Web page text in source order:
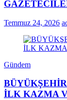
Temmuz 24, 2026
Gündem
İLK KAZMA